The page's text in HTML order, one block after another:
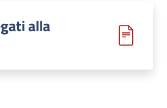
alla